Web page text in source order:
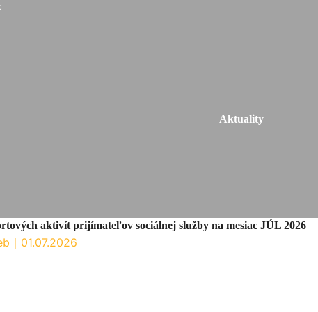
Aktuality
aktivít prijímateľov sociálnej služby na mesiac JÚL 2026
｜ 01.07.2026